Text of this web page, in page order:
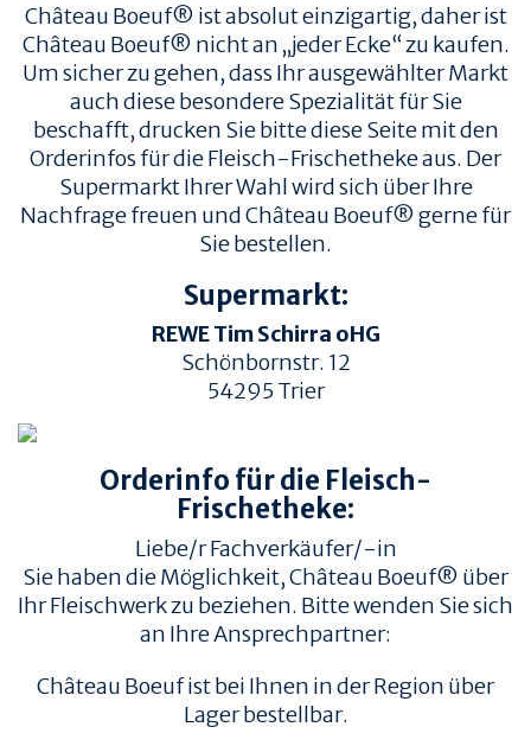
Château Boeuf® ist absolut einzigartig, daher ist
Château Boeuf® nicht an „jeder Ecke“ zu kaufen.
Um sicher zu gehen, dass Ihr ausgewählter Markt
auch diese besondere Spezialität für Sie
beschafft, drucken Sie bitte diese Seite mit den
Orderinfos für die Fleisch-Frischetheke aus. Der
Supermarkt Ihrer Wahl wird sich über Ihre
Nachfrage freuen und Château Boeuf® gerne für
Sie bestellen.
Supermarkt:
REWE Tim Schirra oHG
Schönbornstr. 12
54295Trier
Orderinfo für die Fleisch-
Frischetheke:
Liebe/r Fachverkäufer/-in
Sie haben die Möglichkeit, Château Boeuf® über
Ihr Fleischwerk zu beziehen. Bitte wenden Sie sich
an Ihre Ansprechpartner:
Château Boeuf ist bei Ihnen in der Region über
Lager bestellbar.
TIERWOHL &
HERKUNFT & HALTUNG
RINDERRASSEN
ZERTIFIZIERUNGEN
QUALITÄT &
RÜCKVERFOLGBARKEIT
ZUSCHNITTE
REZEPTE
REZEPTE
EMPFOHLENE SEITEN
INFORMATION